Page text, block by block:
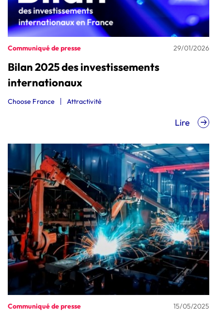
Communiqué de presse 29/01/2026
Bilan 2025 des investissements
internationaux
Choose France Attractivité
Lire
Communiqué de presse 15/05/2025